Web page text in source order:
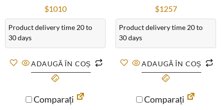
$1010
Product delivery time 20 to
30 days
ADAUGĂ ÎN COȘ
Comparați
$1257
Product delivery time 20 to
30 days
ADAUGĂ ÎN COȘ
Comparați